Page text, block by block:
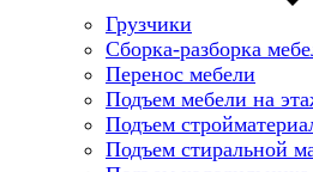
Грузчики
Сборка-разборка
Перенос мебели
Подъем мебели на
Подъем
Подъем стиральной